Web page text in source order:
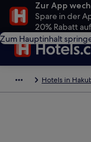
Zur App
Spare in der
20% Rabatt
Zum Hauptinhalt
Hotels in